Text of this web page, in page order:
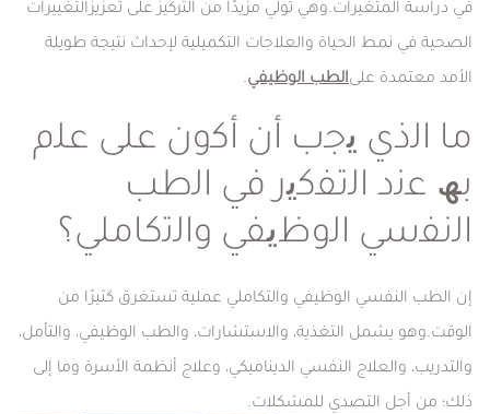
في دراسة المتغيرات.وهي تولي مزيدًا من التركيز على تعزيزالتغييرات
الصحية في نمط الحياة والعلاجات التكميلية لإحداث نتيجة طويلة
الأمد معتمدة علىالطب الوظيفي.
ﻣﺎ اﻟذي ﯾﺟب أن أﻛون ﻋﻠﻰ ﻋﻠم
ﺑﮫ ﻋﻧد اﻟﺗﻔﻛﯾر ﻓﻲ اﻟطب
اﻟﻧﻔﺳﻲ اﻟوظﯾﻔﻲ واﻟﺗﻛﺎﻣﻠﻲ؟
إن الطب النفسي الوظيفي والتكاملي عملية تستغرق كثيرًا من
الوقت.وهو يشمل التغذية، والاستشارات، والطب الوظيفي، والتأمل،
والتدريب، والعلاج النفسي الديناميكي، وعلاج أنظمة الأسرة وما إلى
ذلك؛ من أجل التصدي للمشكلات.